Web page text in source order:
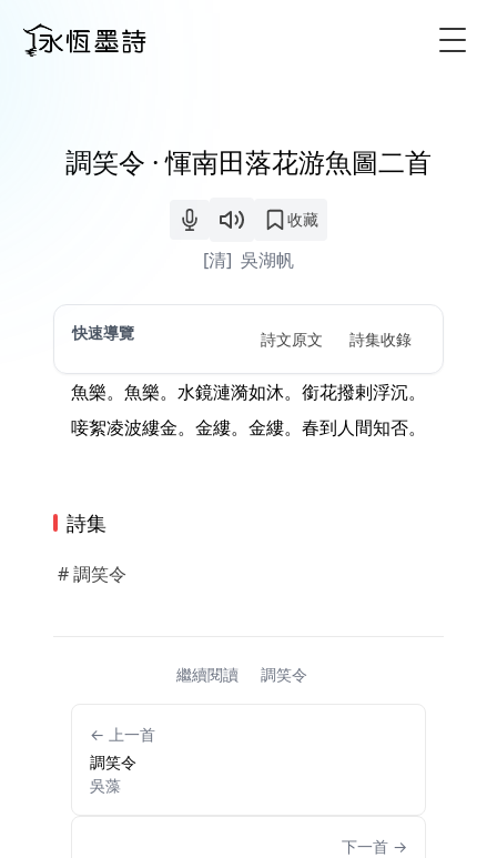
調笑令 · 惲南田落花游魚圖二首
收藏
[清] 吳湖帆
快速導覽 詩文原文 詩集收錄
魚樂。魚樂。水鏡漣漪如沐。銜花撥剌浮沉。
唼絮凌波縷金。金縷。金縷。春到人間知否。
詩集
# 調笑令
繼續閱讀 調笑令
← 上一首
調笑令
吳藻
下一首 →